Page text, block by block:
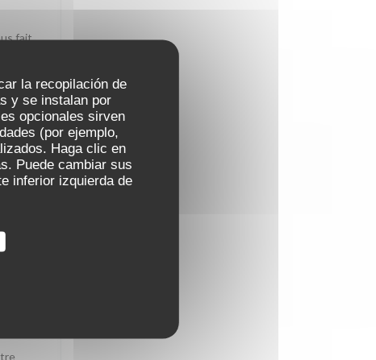
la recopilación de
y se instalan por
opcionales sirven
(por ejemplo,
Haga clic en
Puede cambiar sus
inferior izquierda de
fait
: 5/5
leur